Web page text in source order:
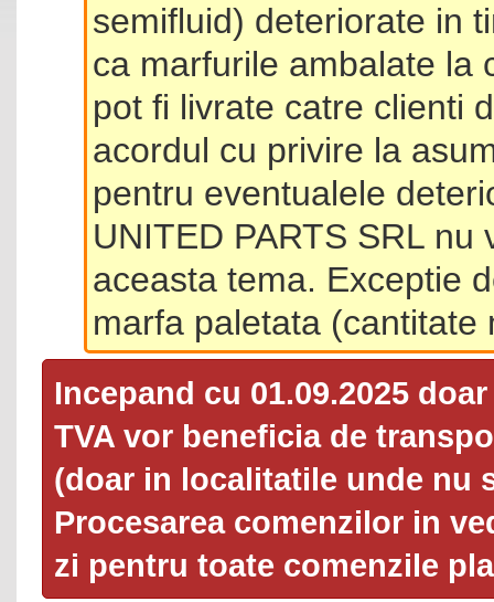
semifluid) deteriorate in
ca marfurile ambalate la
pot fi livrate catre clienti
acordul cu privire la
pentru eventualele
UNITED PARTS SRL
aceasta tema. Exceptie
marfa paletata (cantitate
Incepand cu 01.09.2025
TVA vor beneficia de
(doar in localitatile unde nu
Procesarea comenzilor in
zi pentru toate comenzile